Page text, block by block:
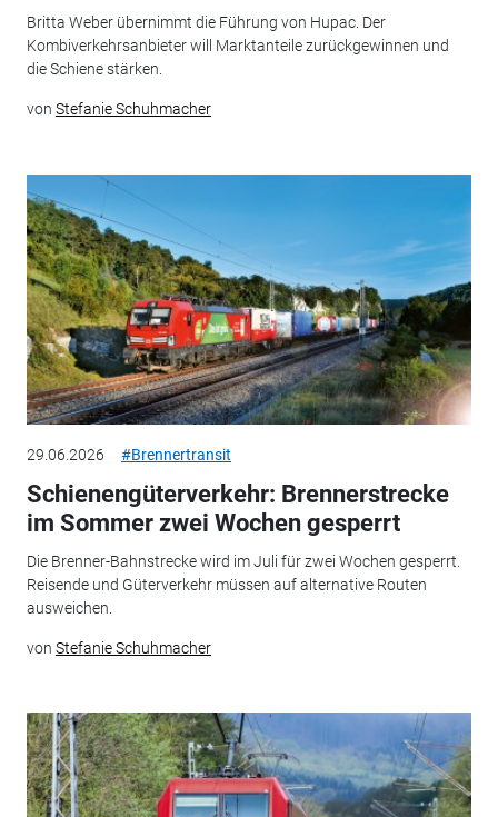
Britta Weber übernimmt die Führung von Hupac. Der
Kombiverkehrsanbieter will Marktanteile zurückgewinnen und
die Schiene stärken.
von Stefanie Schuhmacher
29.06.2026 #Brennertransit
Schienengüterverkehr: Brennerstrecke
im Sommer zwei Wochen gesperrt
Die Brenner-Bahnstrecke wird im Juli für zwei Wochen gesperrt.
Reisende und Güterverkehr müssen auf alternative Routen
ausweichen.
von Stefanie Schuhmacher